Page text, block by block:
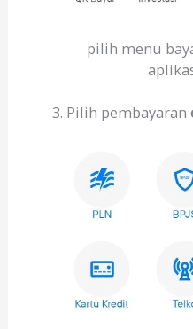
pilih menu
Pilih pembayaran